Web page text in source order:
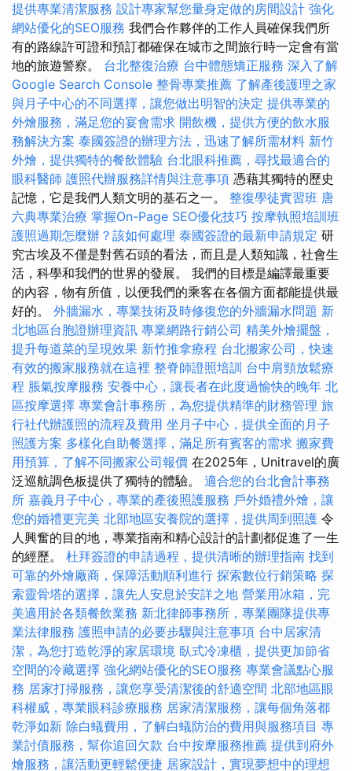
提供專業清潔服務 設計專家幫您量身定做的房間設計 強化
網站優化的SEO服務 我們合作夥伴的工作人員確保我們所
有的路線許可證和預訂都確保在城市之間旅行時一定會有當
地的旅遊警察。 台北整復治療 台中體態矯正服務 深入了解
Google Search Console 整骨專業推薦 了解產後護理之家
與月子中心的不同選擇，讓您做出明智的決定 提供專業的
外燴服務，滿足您的宴會需求 開飲機，提供方便的飲水服
務解決方案 泰國簽證的辦理方法，迅速了解所需材料 新竹
外燴，提供獨特的餐飲體驗 台北眼科推薦，尋找最適合的
眼科醫師 護照代辦服務詳情與注意事項 憑藉其獨特的歷史
記憶，它是我們人類文明的基石之一。 整復學徒實習班 唐
六典專業治療 掌握On-Page SEO優化技巧 按摩執照培訓班
護照過期怎麼辦？該如何處理 泰國簽證的最新申請規定 研
究古埃及不僅是對舊石頭的看法，而且是人類知識，社會生
活，科學和我們的世界的發展。 我們的目標是編譯最重要
的內容，物有所值，以便我們的乘客在各個方面都能提供最
好的。 外牆漏水，專業技術及時修復您的外牆漏水問題 新
北地區台胞證辦理資訊 專業網路行銷公司 精美外燴擺盤，
提升每道菜的呈現效果 新竹推拿療程 台北搬家公司，快速
有效的搬家服務就在這裡 整脊師證照培訓 台中肩頸放鬆療
程 脹氣按摩服務 安養中心，讓長者在此度過愉快的晚年 北
區按摩選擇 專業會計事務所，為您提供精準的財務管理 旅
行社代辦護照的流程及費用 坐月子中心，提供全面的月子
照護方案 多樣化自助餐選擇，滿足所有賓客的需求 搬家費
用預算，了解不同搬家公司報價 在2025年，Unitravel的廣
泛巡航調色板提供了獨特的體驗。 適合您的台北會計事務
所 嘉義月子中心，專業的產後照護服務 戶外婚禮外燴，讓
您的婚禮更完美 北部地區安養院的選擇，提供周到照護 令
人興奮的目的地，專業指南和精心設計的計劃都促進了一生
的經歷。 杜拜簽證的申請過程，提供清晰的辦理指南 找到
可靠的外燴廠商，保障活動順利進行 探索數位行銷策略 探
索靈骨塔的選擇，讓先人安息於安詳之地 營業用冰箱，完
美適用於各類餐飲業務 新北律師事務所，專業團隊提供專
業法律服務 護照申請的必要步驟與注意事項 台中居家清
潔，為您打造乾淨的家居環境 臥式冷凍櫃，提供更加節省
空間的冷藏選擇 強化網站優化的SEO服務 專業會議點心服
務 居家打掃服務，讓您享受清潔後的舒適空間 北部地區眼
科權威，專業眼科診療服務 居家清潔服務，讓每個角落都
乾淨如新 除白蟻費用，了解白蟻防治的費用與服務項目 專
業討債服務，幫你追回欠款 台中按摩服務推薦 提供到府外
燴服務，讓活動更輕鬆便捷 居家設計，實現夢想中的理想